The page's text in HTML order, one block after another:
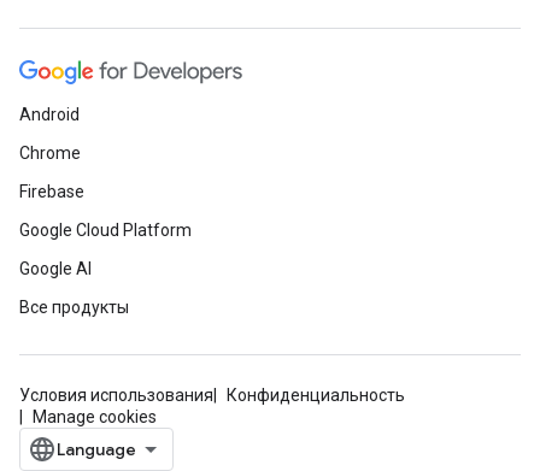
Android
Chrome
Firebase
Google Cloud Platform
Google AI
Все продукты
Условия использования
Конфиденциальность
Manage cookies